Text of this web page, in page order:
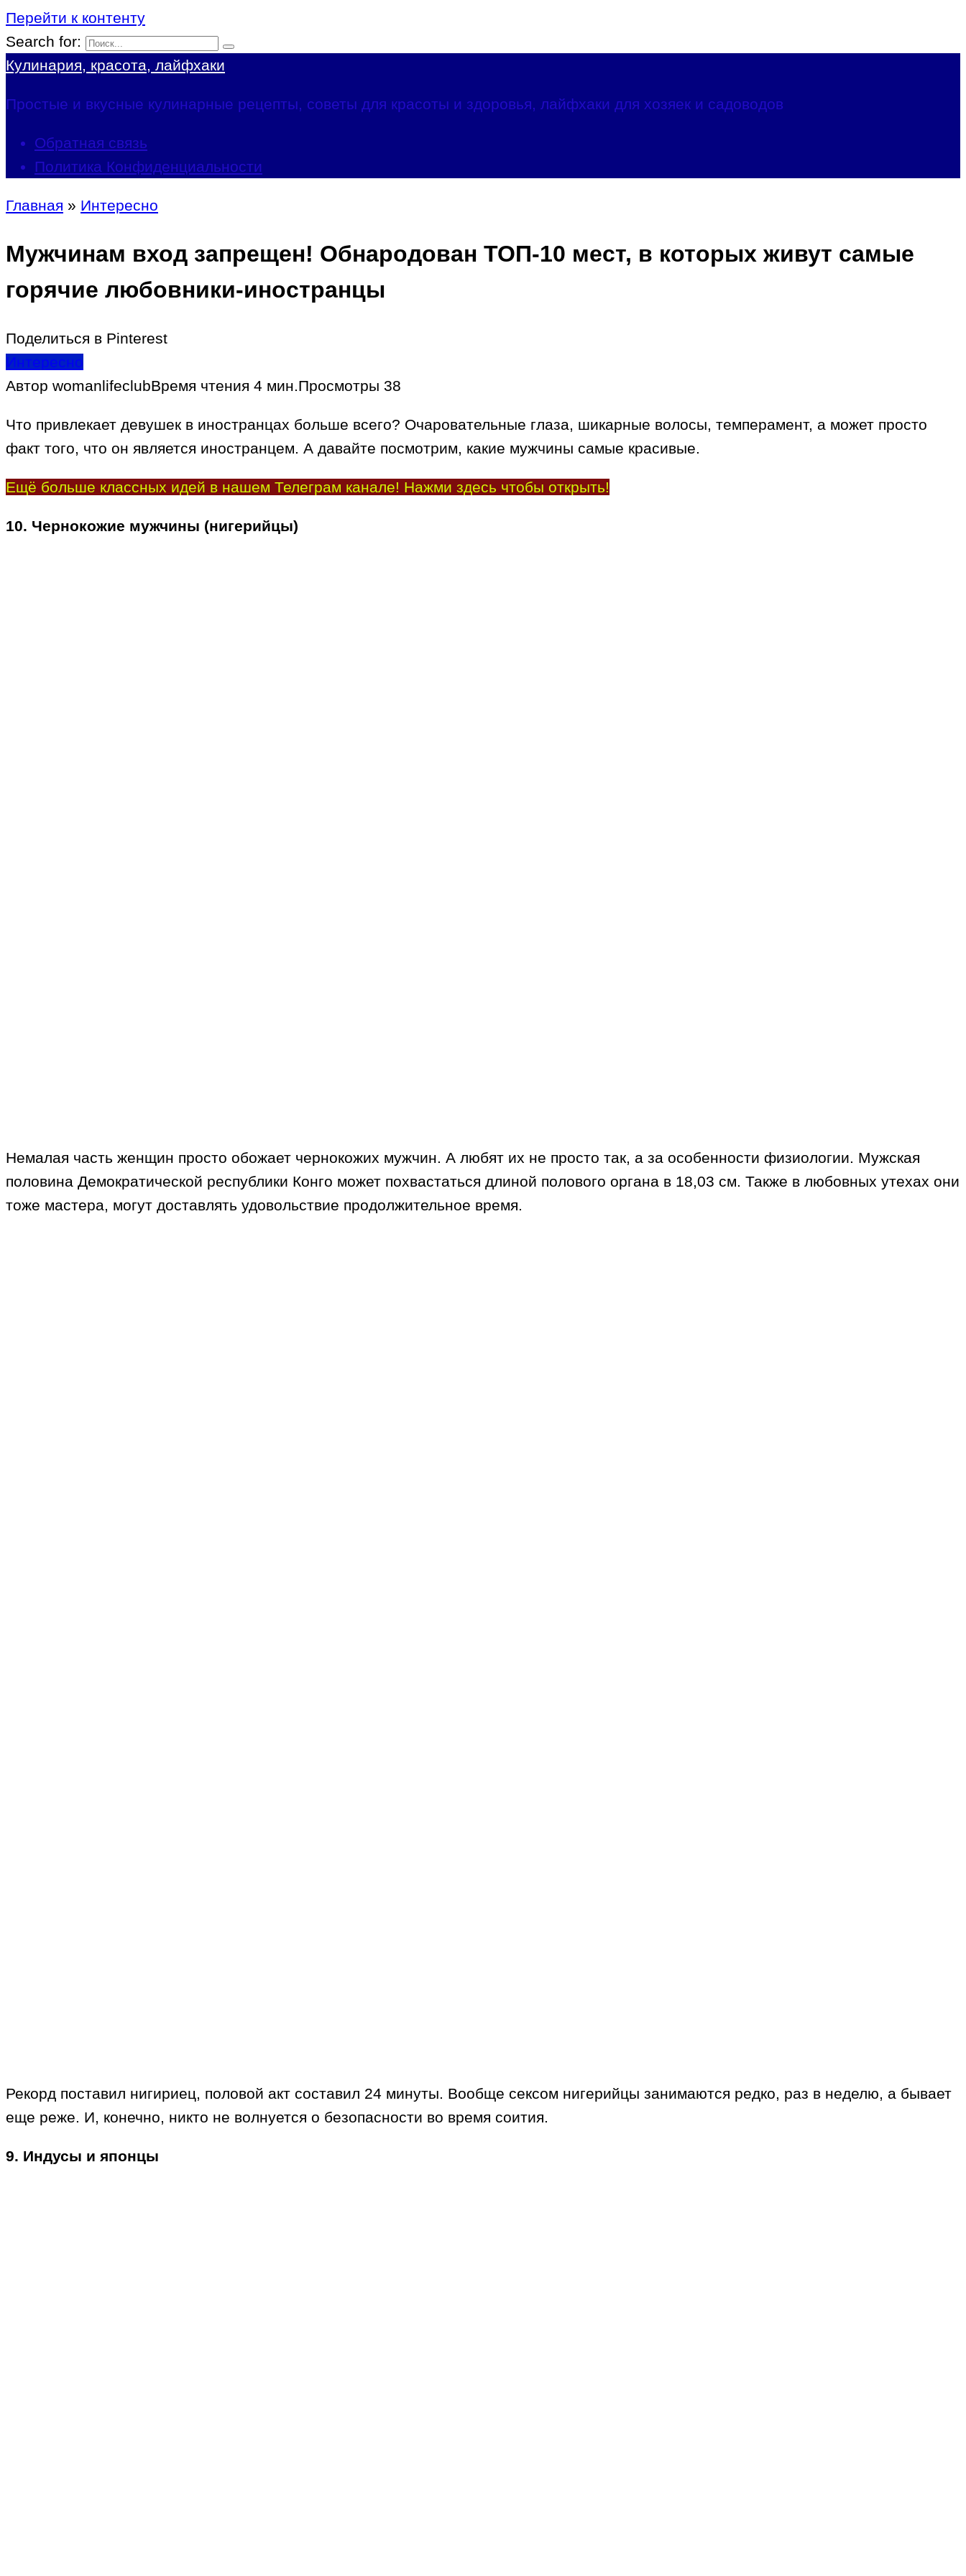
Перейти к контенту
Search for:
Кулинария, красота, лайфхаки
Простые и вкусные кулинарные рецепты, советы для красоты и здоровья, лайфхаки для хозяек и садоводов
Обратная связь
Политика Конфиденциальности
Главная » Интересно
Мужчинам вход запрещен! Обнародован ТОП-10 мест, в которых живут самые
горячие любовники-иностранцы
Поделиться в Pinterest
Интересно
Автор womanlifeclubВремя чтения 4 мин.Просмотры 38
Что привлекает девушек в иностранцах больше всего? Очаровательные глаза, шикарные волосы, темперамент, а может просто
факт того, что он является иностранцем. А давайте посмотрим, какие мужчины самые красивые.
Ещё больше классных идей в нашем Телеграм канале! Нажми здесь чтобы открыть!
10. Чернокожие мужчины (нигерийцы)
Немалая часть женщин просто обожает чернокожих мужчин. А любят их не просто так, а за особенности физиологии. Мужская
половина Демократической республики Конго может похвастаться длиной полового органа в 18,03 см. Также в любовных утехах они
тоже мастера, могут доставлять удовольствие продолжительное время.
Рекорд поставил нигириец, половой акт составил 24 минуты. Вообще сексом нигерийцы занимаются редко, раз в неделю, а бывает
еще реже. И, конечно, никто не волнуется о безопасности во время соития.
9. Индусы и японцы